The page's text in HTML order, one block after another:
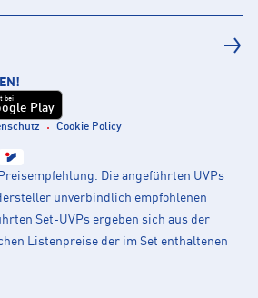
bei
Play
Cookie Policy
Die angeführten UVPs
unverbindlich empfohlenen
Set-UVPs ergeben sich aus der
Listenpreise der im Set enthaltenen